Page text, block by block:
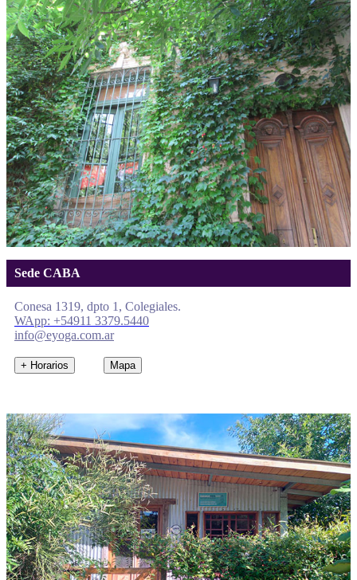
Sede CABA
Conesa 1319, dpto 1, Colegiales.
WApp: +54911 3379.5440
info@eyoga.com.ar
+ Horarios Mapa